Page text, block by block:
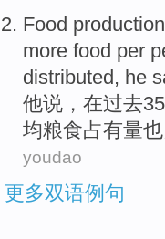
Food production
more food per
distributed, he
他说， 在过去35
均粮食占有量也
youdao
更多双语例句